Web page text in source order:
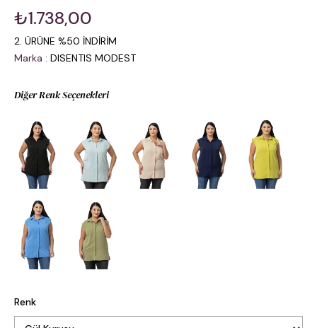
₺1.738,00
2. ÜRÜNE %50 İNDİRİM
Marka : DISENTIS MODEST
Diğer Renk Seçenekleri
Renk